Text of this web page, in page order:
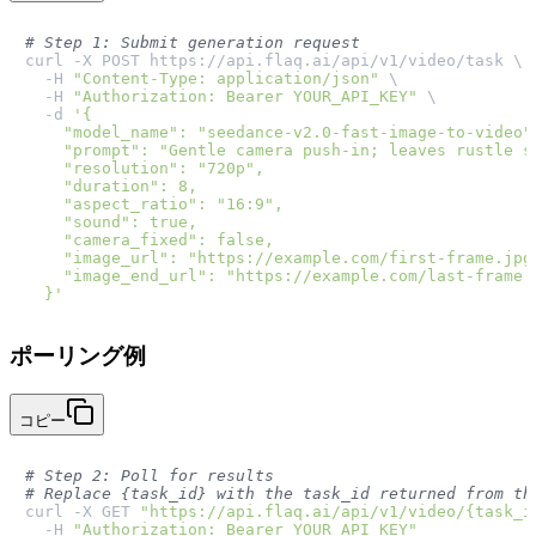
# Step 1: Submit generation request
curl -X POST https://api.flaq.ai/api/v1/video/task \
  -H
"Content-Type: application/json"
\
  -H
"Authorization: Bearer YOUR_API_KEY"
\
  -d
'{
"model_name": "seedance-v2.0-fast-image-to-
"prompt": "Gentle camera push-in; leaves rustle
    "resolution": "720p",
    "duration": 8,
    "aspect_ratio": "16:9",
    "sound": true,
    "camera_fixed": false,
"image_url": "https://example.com/first-
"image_end_url": "https://example.com/last-
  }'
ポーリング例
コピー
# Step 2: Poll for results
# Replace {task_id} with the task_id returned from
curl -X GET
"https://api.flaq.ai/api/v1/video/
  -H
"Authorization: Bearer YOUR_API_KEY"